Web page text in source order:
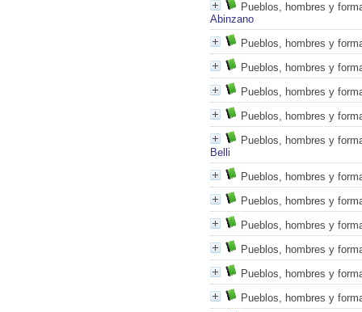
Pueblos, hombres y
Abinzano
Pueblos, hombres y
Pueblos, hombres y
Pueblos, hombres y
Pueblos, hombres y
Pueblos, hombres y
Belli
Pueblos, hombres y
Pueblos, hombres y
Pueblos, hombres y
Pueblos, hombres y
Pueblos, hombres y
Pueblos, hombres y